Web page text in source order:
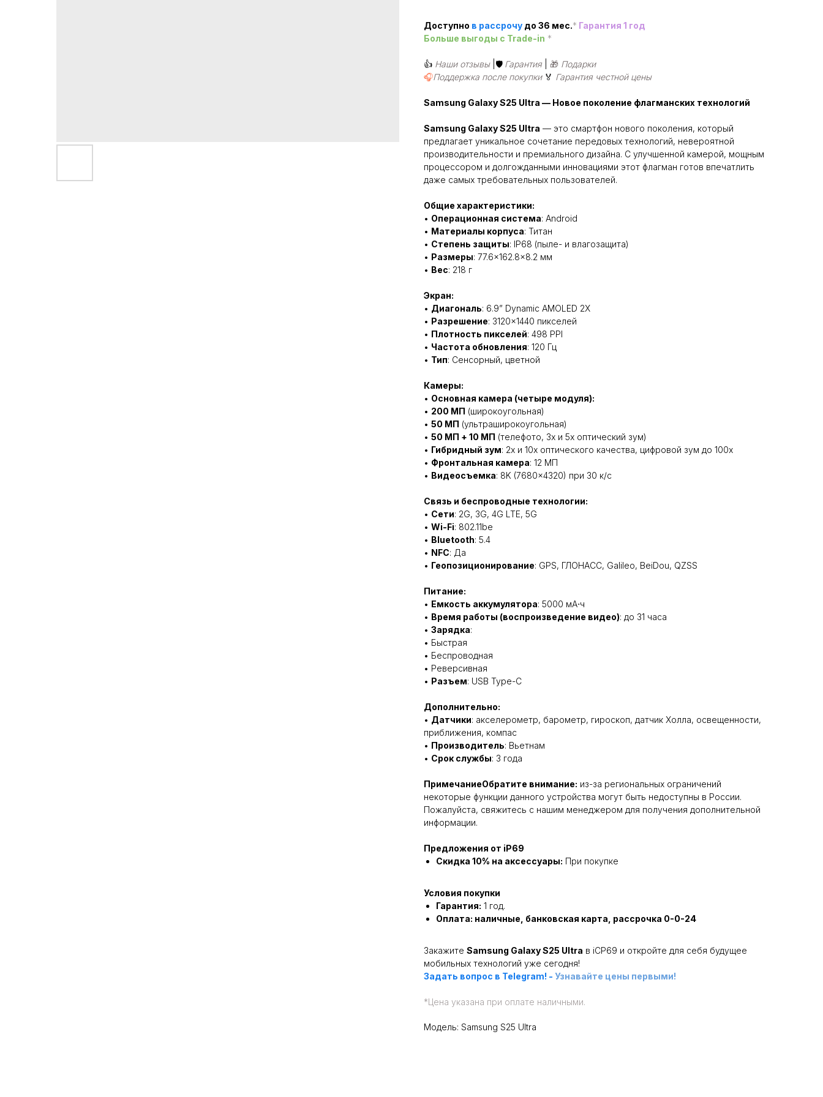
Доступно в рассрочу до 36 мес.* Гарантия 1 год
Больше выгоды c Trade-in *
👍 Наши отзывы |🛡️ Гарантия 🎁 Подарки
🎧Поддержка после покупки 🏅 Гарантия честной цены
Samsung Galaxy S25 Ultra — Новое поколение флагманских технологий
Samsung Galaxy S25 Ultra — это смартфон нового поколения, который
предлагает уникальное сочетание передовых технологий, невероятной
производительности и премиального дизайна. С улучшенной камерой, мощным
процессором и долгожданными инновациями этот флагман готов впечатлить
даже самых требовательных пользователей.
Общие характеристики:
• Операционная система: Android
• Материалы корпуса: Титан
• Степень защиты: IP68 (пыле- и влагозащита)
• Размеры: 77.6×162.8×8.2 мм
• Вес: 218 г
Экран:
• Диагональ: 6.9” Dynamic AMOLED 2X
• Разрешение: 3120×1440 пикселей
• Плотность пикселей: 498 PPI
• Частота обновления: 120 Гц
• Тип: Сенсорный, цветной
Камеры:
• Основная камера (четыре модуля):
• 200 МП (широкоугольная)
• 50 МП (ультраширокоугольная)
• 50 МП + 10 МП (телефото, 3x и 5x оптический зум)
• Гибридный зум: 2x и 10x оптического качества, цифровой зум до 100x
• Фронтальная камера: 12 МП
• Видеосъемка: 8K (7680×4320) при 30 к/с
Связь и беспроводные технологии:
• Сети: 2G, 3G, 4G LTE, 5G
• Wi-Fi: 802.11be
• Bluetooth: 5.4
• NFC: Да
• Геопозиционирование: GPS, ГЛОНАСС, Galileo, BeiDou, QZSS
Питание:
• Емкость аккумулятора: 5000 мА⋅ч
• Время работы (воспроизведение видео): до 31 часа
• Зарядка:
• Быстрая
• Беспроводная
• Реверсивная
• Разъем: USB Type-C
Дополнительно:
• Датчики: акселерометр, барометр, гироскоп, датчик Холла, освещенности,
приближения, компас
• Производитель: Вьетнам
• Срок службы: 3 года
ПримечаниеОбратите внимание: из-за региональных ограничений
некоторые функции данного устройства могут быть недоступны в России.
Пожалуйста, свяжитесь с нашим менеджером для получения дополнительной
информации.
Предложения от iP69
Скидка 10% на аксессуары: При покупке
Условия покупки
Гарантия: 1 год.
Оплата: наличные, банковская карта, рассрочка 0-0-24
Закажите Samsung Galaxy S25 Ultra в iCP69 и откройте для себя будущее
мобильных технологий уже сегодня!
Задать вопрос в Telegram! - Узнавайте цены первыми!
*Цена указана при оплате наличными.
Модель: Samsung S25 Ultra